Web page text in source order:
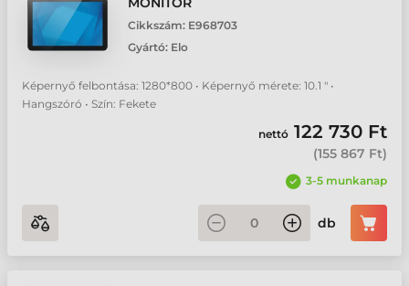
Cikkszám: E968703
Gyártó: Elo
Képernyő felbontása: 1280*800 • Képernyő mérete: 10.1 " •
Hangszóró • Szín: Fekete
nettó 122 730 Ft
(155 867 Ft)
3-5 munkanap
db